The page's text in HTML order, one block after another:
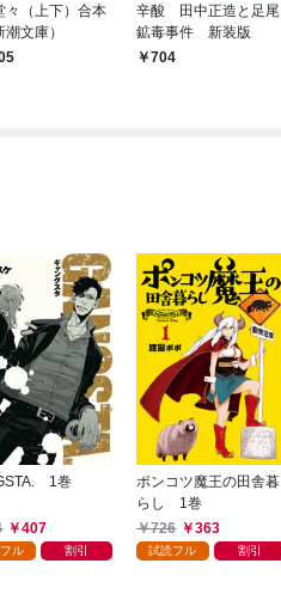
々（上下）合本
潮文庫）
辛酸 田中正造と足尾
鉱毒事件 新装版
704
1巻
407
ル 割引
ポンコツ魔王の田舎暮
らし 1巻
726
363
試読フル 割引